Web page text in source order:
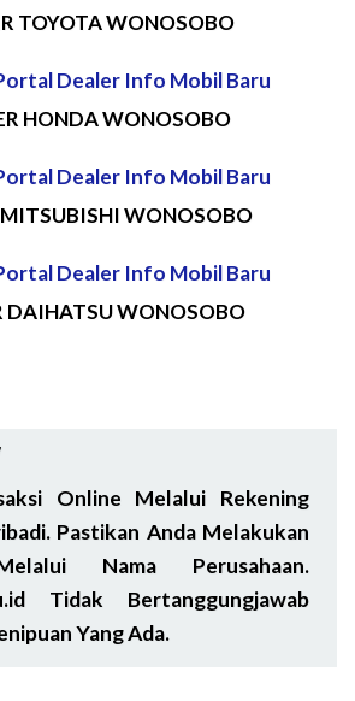
TOYOTA WONOSOBO
HONDA WONOSOBO
MITSUBISHI WONOSOBO
DAIHATSU WONOSOBO
Online Melalui Rekening
Pastikan Anda Melakukan
Nama Perusahaan.
Tidak Bertanggungjawab
Yang Ada.